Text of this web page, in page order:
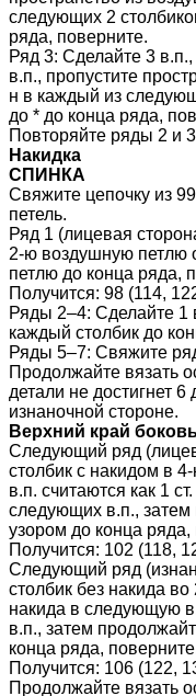
следующих 2
ряда, поверните.
Ряд 3: Сделайте 3
в.п., пропустите
н в каждый из
до * до конца ряда,
Повторяйте ряды 2 и
Накидка
СПИНКА
Свяжите цепочку из
петель.
Ряд 1 (лицевая
2-ю воздушную петлю
петлю до конца ряда,
Получится: 98 (114,
Ряды 2–4: Сделайте 1
каждый столбик до
Ряды 5–7: Свяжите
Продолжайте вязать
детали не достигнет
изнаночной стороне.
Верхний край
Следующий ряд
столбик с накидом в
в.п. считаются как 1
следующих в.п.,
узором до конца ряда,
Получится: 102 (118,
Следующий ряд
столбик без накида
накида в следующую
в.п., затем
конца ряда,
Получится: 106 (122,
Продолжайте вязать